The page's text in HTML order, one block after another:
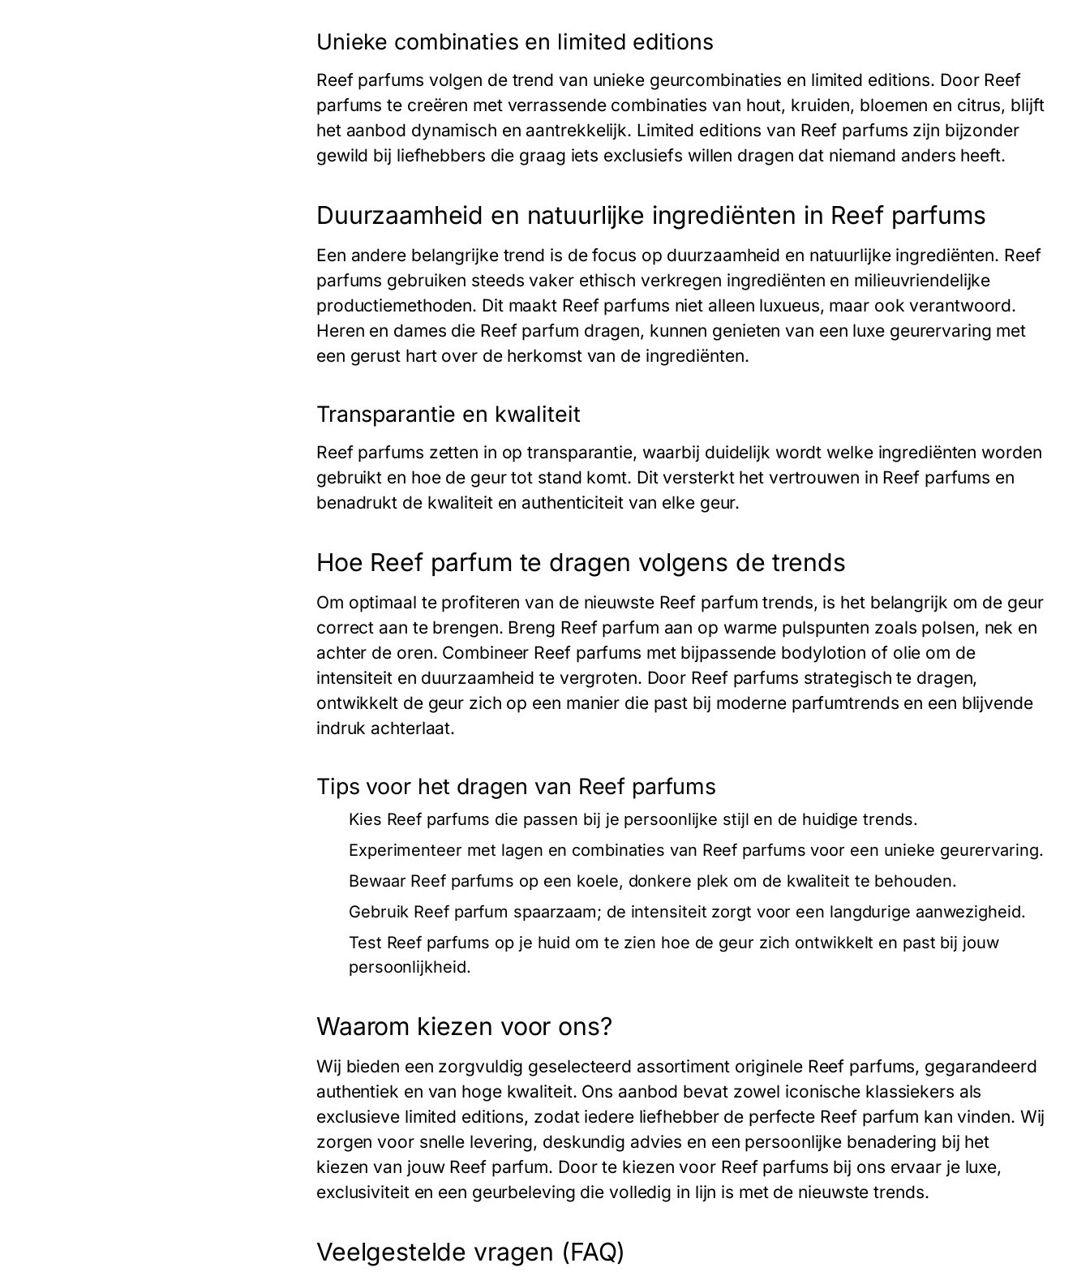
Unieke combinaties en limited editions
Reef parfums volgen de trend van unieke geurcombinaties en limited editions. Door Reef
parfums te creëren met verrassende combinaties van hout, kruiden, bloemen en citrus, blijft
het aanbod dynamisch en aantrekkelijk. Limited editions van Reef parfums zijn bijzonder
gewild bij liefhebbers die graag iets exclusiefs willen dragen dat niemand anders heeft.
Duurzaamheid en natuurlijke ingrediënten in Reef parfums
Een andere belangrijke trend is de focus op duurzaamheid en natuurlijke ingrediënten. Reef
parfums gebruiken steeds vaker ethisch verkregen ingrediënten en milieuvriendelijke
productiemethoden. Dit maakt Reef parfums niet alleen luxueus, maar ook verantwoord.
Heren en dames die Reef parfum dragen, kunnen genieten van een luxe geurervaring met
een gerust hart over de herkomst van de ingrediënten.
Transparantie en kwaliteit
Reef parfums zetten in op transparantie, waarbij duidelijk wordt welke ingrediënten worden
gebruikt en hoe de geur tot stand komt. Dit versterkt het vertrouwen in Reef parfums en
benadrukt de kwaliteit en authenticiteit van elke geur.
Hoe Reef parfum te dragen volgens de trends
Om optimaal te profiteren van de nieuwste Reef parfum trends, is het belangrijk om de geur
correct aan te brengen. Breng Reef parfum aan op warme pulspunten zoals polsen, nek en
achter de oren. Combineer Reef parfums met bijpassende bodylotion of olie om de
intensiteit en duurzaamheid te vergroten. Door Reef parfums strategisch te dragen,
ontwikkelt de geur zich op een manier die past bij moderne parfumtrends en een blijvende
indruk achterlaat.
Tips voor het dragen van Reef parfums
Kies Reef parfums die passen bij je persoonlijke stijl en de huidige trends.
Experimenteer met lagen en combinaties van Reef parfums voor een unieke geurervaring.
Bewaar Reef parfums op een koele, donkere plek om de kwaliteit te behouden.
Gebruik Reef parfum spaarzaam; de intensiteit zorgt voor een langdurige aanwezigheid.
Test Reef parfums op je huid om te zien hoe de geur zich ontwikkelt en past bij jouw
persoonlijkheid.
Waarom kiezen voor ons?
Wij bieden een zorgvuldig geselecteerd assortiment originele Reef parfums, gegarandeerd
authentiek en van hoge kwaliteit. Ons aanbod bevat zowel iconische klassiekers als
exclusieve limited editions, zodat iedere liefhebber de perfecte Reef parfum kan vinden. Wij
zorgen voor snelle levering, deskundig advies en een persoonlijke benadering bij het
kiezen van jouw Reef parfum. Door te kiezen voor Reef parfums bij ons ervaar je luxe,
exclusiviteit en een geurbeleving die volledig in lijn is met de nieuwste trends.
Veelgestelde vragen (FAQ)